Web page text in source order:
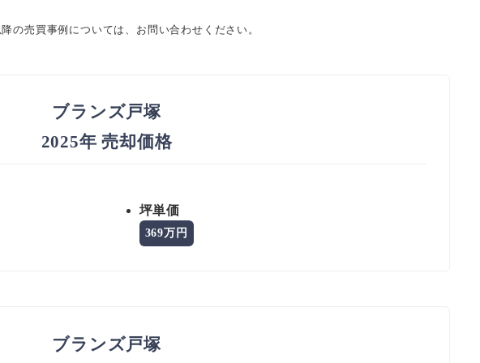
の売買事例については、お問い合わせください。
ブランズ戸塚
2025年 売却価格
坪単価
369万円
ブランズ戸塚